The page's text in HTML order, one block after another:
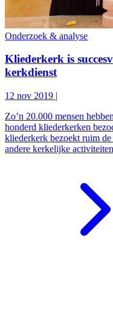
Onderzoek & analyse
Kliederkerk is
kerkdienst
12 nov 2019 |
Zo’n 20.000 mensen
honderd kliederkerken
kliederkerk bezoekt ruim
andere kerkelijke